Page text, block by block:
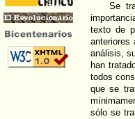
Se
texto de
anteriores
análisis,
han
todos
que se
sólo se